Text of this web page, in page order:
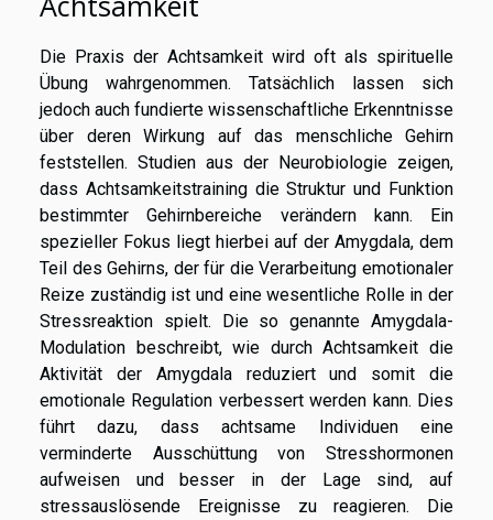
Die Praxis der Achtsamkeit wird oft als spirituelle
Übung wahrgenommen. Tatsächlich lassen sich
jedoch auch fundierte wissenschaftliche Erkenntnisse
über deren Wirkung auf das menschliche Gehirn
feststellen. Studien aus der Neurobiologie zeigen,
dass Achtsamkeitstraining die Struktur und Funktion
bestimmter Gehirnbereiche verändern kann. Ein
spezieller Fokus liegt hierbei auf der Amygdala, dem
Teil des Gehirns, der für die Verarbeitung emotionaler
Reize zuständig ist und eine wesentliche Rolle in der
Stressreaktion spielt. Die so genannte Amygdala-
Modulation beschreibt, wie durch Achtsamkeit die
Aktivität der Amygdala reduziert und somit die
emotionale Regulation verbessert werden kann. Dies
führt dazu, dass achtsame Individuen eine
verminderte Ausschüttung von Stresshormonen
aufweisen und besser in der Lage sind, auf
stressauslösende Ereignisse zu reagieren. Die